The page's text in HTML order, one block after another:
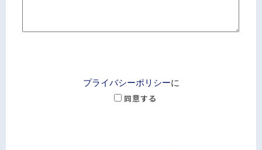
プライバシーポリシーに
同意する